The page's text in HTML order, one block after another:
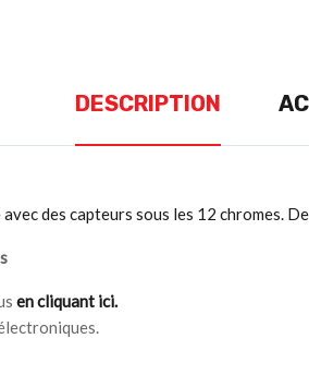
DESCRIPTION
des capteurs sous les 12
en cliquant ici.